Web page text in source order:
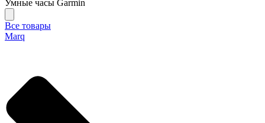
Умные часы Garmin
Все товары
Marq